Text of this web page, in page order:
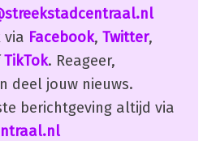
via Facebook, Twitter,
TikTok. Reageer,
deel jouw nieuws.
berichtgeving altijd via